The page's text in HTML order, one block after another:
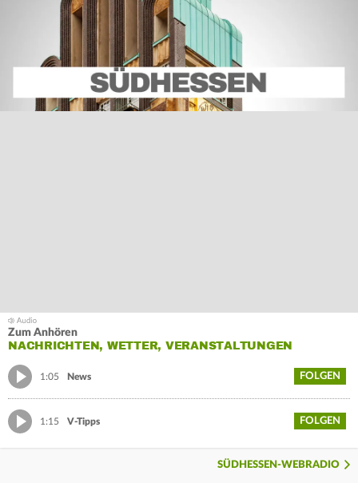
Zum Anhören
NACHRICHTEN, WETTER, VERANSTALTUNGEN
1:05 News FOLGEN
1:15 V-Tipps FOLGEN
SÜDHESSEN-WEBRADIO